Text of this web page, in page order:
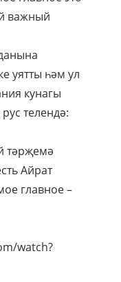
важный
уятты һәм ул
кунагы
телендә:
тәрҗемә
Айрат
главное –
watch?